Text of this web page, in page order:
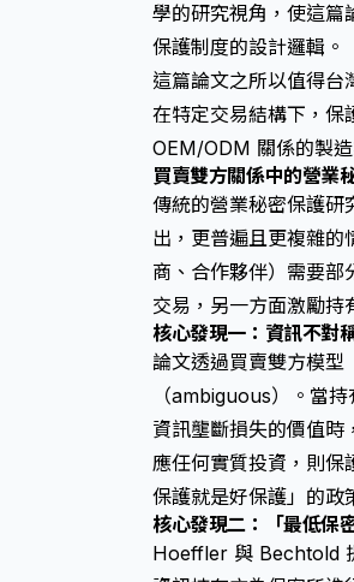
學的研究視角，使這篇
保護制度的設計邏輯。
這篇論文之所以值得台
在特定交易結構下，保
OEM/ODM 關係的製
買賣雙方關係中的營業
傳統的營業秘密保護研
出，更普遍且更複雜的
商、合作夥伴）需要部
交易，另一方面激勵持
核心發現一：資訊不對
論文透過買賣雙方模
（ambiguous）。當
資訊壟斷損失的價值時
應任何實質投資，則保
保護就是好保護」的政
核心發現二：「最低保
Hoeffler 與 Bechtold